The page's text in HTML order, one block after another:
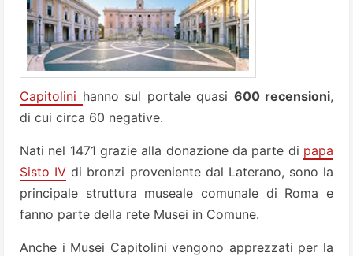
Capitolini hanno sul portale quasi 600 recensioni,
di cui circa 60 negative.
Nati nel 1471 grazie alla donazione da parte di papa
Sisto IV di bronzi proveniente dal Laterano, sono la
principale struttura museale comunale di Roma e
fanno parte della rete Musei in Comune.
Anche i Musei Capitolini vengono apprezzati per la